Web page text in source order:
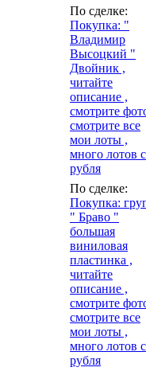
По сделке:
Покупка: "
Владимир
Высоцкий "
Двойник ,
читайте
описание ,
смотрите
смотрите все
мои лоты ,
много лотов с
рубля
По сделке:
Покупка:
" Браво "
большая
виниловая
пластинка ,
читайте
описание ,
смотрите
смотрите все
мои лоты ,
много лотов с
рубля